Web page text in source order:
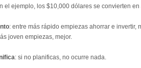
el ejemplo, los $10,000 dólares se convierten en
: entre más rápido empiezas ahorrar e
joven empiezas, mejor.
: si no planificas, no ocurre nada.